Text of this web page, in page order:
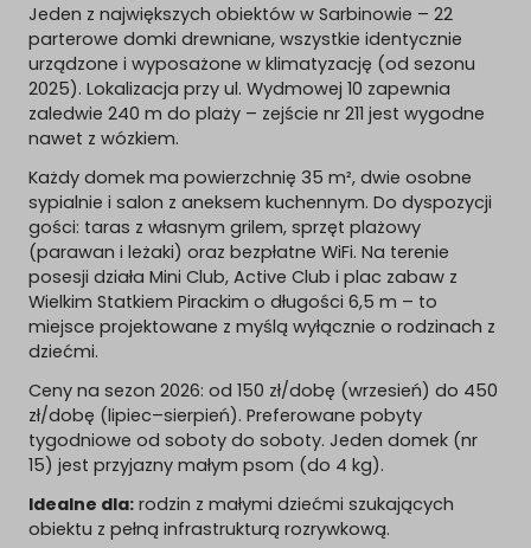
Jeden z największych obiektów w Sarbinowie – 22
parterowe domki drewniane, wszystkie identycznie
urządzone i wyposażone w klimatyzację (od sezonu
2025). Lokalizacja przy ul. Wydmowej 10 zapewnia
zaledwie 240 m do plaży – zejście nr 211 jest wygodne
nawet z wózkiem.
Każdy domek ma powierzchnię 35 m², dwie osobne
sypialnie i salon z aneksem kuchennym. Do dyspozycji
gości: taras z własnym grilem, sprzęt plażowy
(parawan i leżaki) oraz bezpłatne WiFi. Na terenie
posesji działa Mini Club, Active Club i plac zabaw z
Wielkim Statkiem Pirackim o długości 6,5 m – to
miejsce projektowane z myślą wyłącznie o rodzinach z
dziećmi.
Ceny na sezon 2026: od 150 zł/dobę (wrzesień) do 450
zł/dobę (lipiec–sierpień). Preferowane pobyty
tygodniowe od soboty do soboty. Jeden domek (nr
15) jest przyjazny małym psom (do 4 kg).
Idealne dla: rodzin z małymi dziećmi szukających
obiektu z pełną infrastrukturą rozrywkową.